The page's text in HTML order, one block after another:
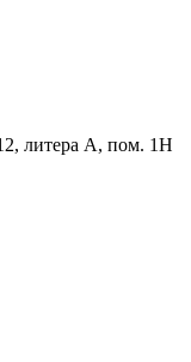
литера А, пом. 1Н